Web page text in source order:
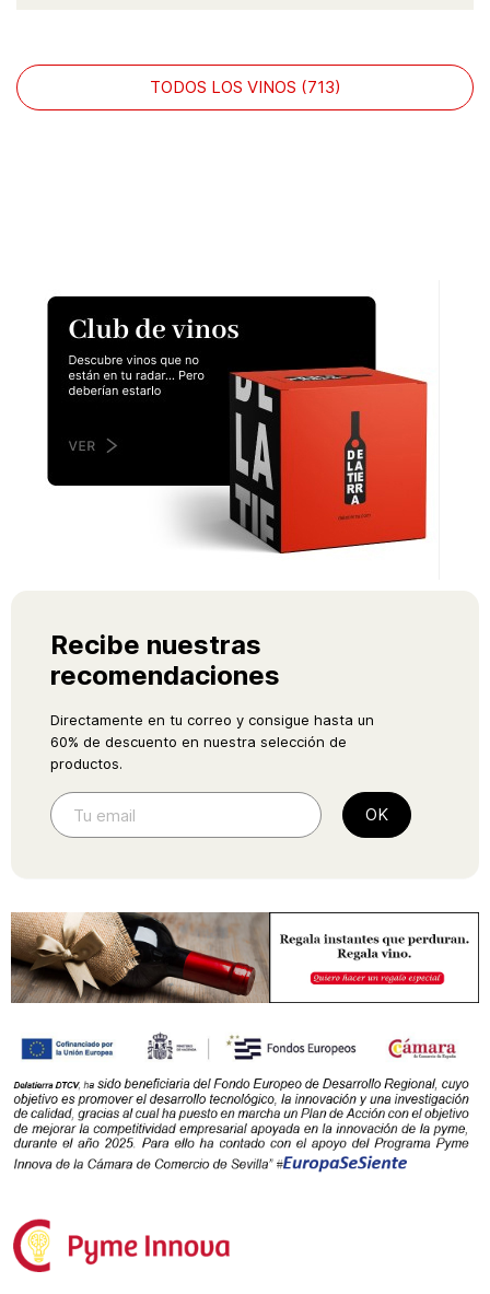
TODOS LOS VINOS (713)
Recibe nuestras
recomendaciones
Directamente en tu correo y consigue hasta un
60% de descuento en nuestra selección de
productos.